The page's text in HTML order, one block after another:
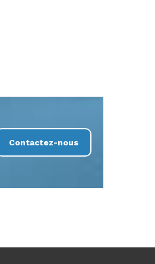
Contactez-nous